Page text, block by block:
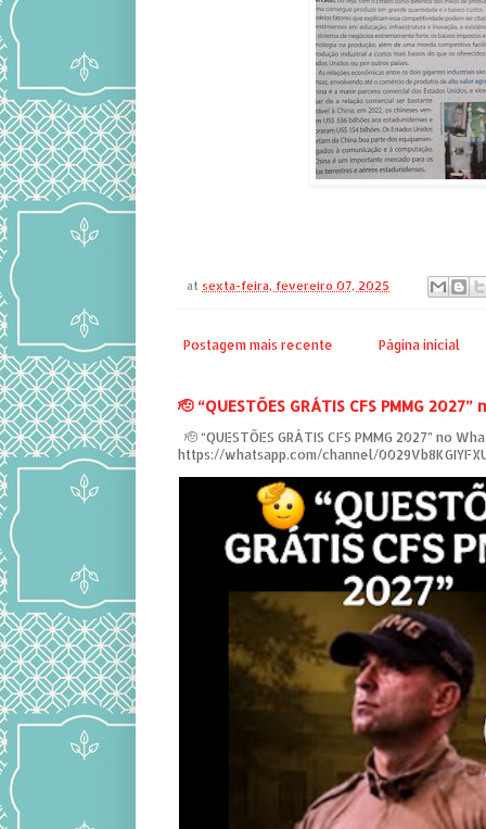
at sexta-feira, fevereiro 07, 2025
Postagem mais recente Página inicial
‎🫡 “QUESTÕES GRÁTIS CFS PMMG
🫡 “QUESTÕES GRÁTIS CFS PMMG 2027” no
https://whatsapp.com/channel/